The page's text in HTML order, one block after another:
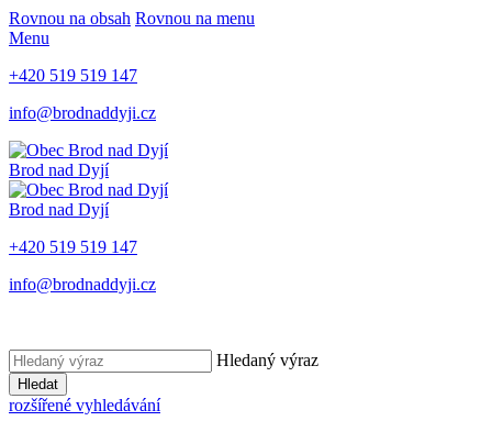
Rovnou na obsah Rovnou na menu
Menu
+420 519 519 147
info@brodnaddyji.cz
Brod nad Dyjí
Brod nad Dyjí
+420 519 519 147
info@brodnaddyji.cz
Hledaný výraz
Hledat
rozšířené vyhledávání